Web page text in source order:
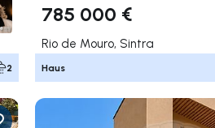
2
785 000 €
Rio de Mouro, Sintra
Haus